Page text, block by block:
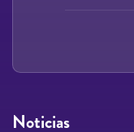
Noticias